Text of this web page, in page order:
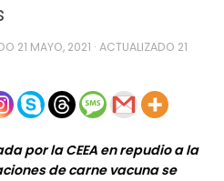
21 MAYO, 2021 · ACTUALIZADO 21
por la CEEA en repudio a la
de carne vacuna se